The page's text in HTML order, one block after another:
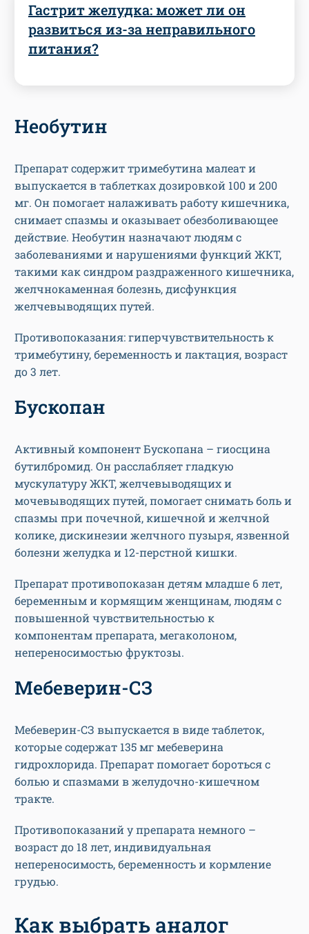
Гастрит желудка: может ли он
развиться из-за неправильного
питания?
Необутин
Препарат содержит тримебутина малеат и
выпускается в таблетках дозировкой 100 и 200
мг. Он помогает налаживать работу кишечника,
снимает спазмы и оказывает обезболивающее
действие. Необутин назначают людям с
заболеваниями и нарушениями функций ЖКТ,
такими как синдром раздраженного кишечника,
желчнокаменная болезнь, дисфункция
желчевыводящих путей.
Противопоказания: гиперчувствительность к
тримебутину, беременность и лактация, возраст
до 3 лет.
Бускопан
Активный компонент Бускопана – гиосцина
бутилбромид. Он расслабляет гладкую
мускулатуру ЖКТ, желчевыводящих и
мочевыводящих путей, помогает снимать боль и
спазмы при почечной, кишечной и желчной
колике, дискинезии желчного пузыря, язвенной
болезни желудка и 12-перстной кишки.
Препарат противопоказан детям младше 6 лет,
беременным и кормящим женщинам, людям с
повышенной чувствительностью к
компонентам препарата, мегаколоном,
непереносимостью фруктозы.
Мебеверин-СЗ
Мебеверин-СЗ выпускается в виде таблеток,
которые содержат 135 мг мебеверина
гидрохлорида. Препарат помогает бороться с
болью и спазмами в желудочно-кишечном
тракте.
Противопоказаний у препарата немного –
возраст до 18 лет, индивидуальная
непереносимость, беременность и кормление
грудью.
Как выбрать аналог